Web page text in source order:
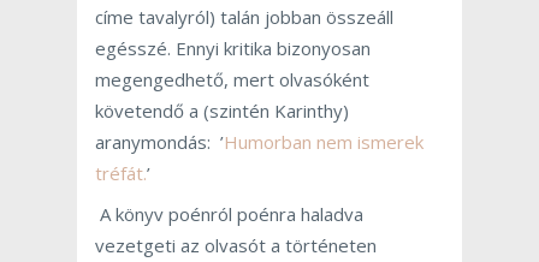
címe tavalyról) talán jobban összeáll
egésszé. Ennyi kritika bizonyosan
megengedhető, mert olvasóként
követendő a (szintén Karinthy)
aranymondás: ’Humorban nem ismerek
tréfát.’
A könyv poénról poénra haladva
vezetgeti az olvasót a történeten